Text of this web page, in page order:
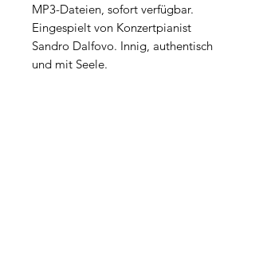
MP3-Dateien, sofort verfügbar.
Eingespielt von Konzertpianist
Sandro Dalfovo. Innig, authentisch
und mit Seele.